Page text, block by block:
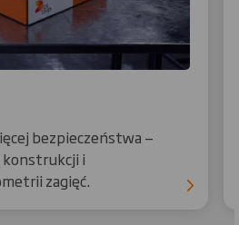
bezpieczeństwa —
i
zagięć.